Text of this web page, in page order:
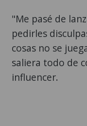
"Me pasé de
pedirles
cosas no se
saliera todo de
influencer.